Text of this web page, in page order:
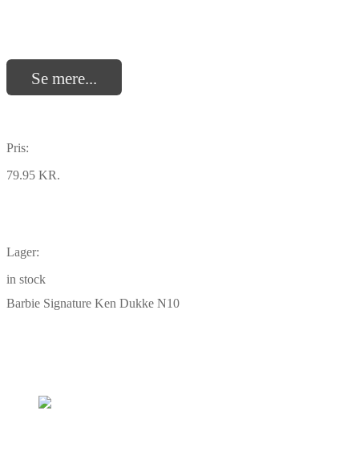
Se mere...
Pris:
79.95 KR.
Lager:
in stock
Barbie Signature Ken Dukke N10